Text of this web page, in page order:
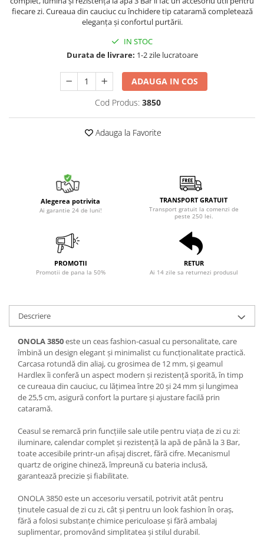
fiecare zi. Cureaua din cauciuc cu închidere tip cataramă completează
eleganța și confortul purtării.
IN STOC
Durata de livrare: 1-2 zile lucratoare
ADAUGA IN COS
Cod Produs: 3850
Adauga la Favorite
Alegerea potrivita
Ai garantie 24 de luni!
TRANSPORT GRATUIT
Transport gratuit la comenzi de
peste 250 lei.
PROMOTII
Promotii de pana la 50%
RETUR
Ai 14 zile sa returnezi produsul
Descriere
ONOLA 3850este un ceas fashion-casual cu personalitate, care
îmbină un design elegant și minimalist cu funcționalitate practică.
Carcasa rotundă din aliaj, cu grosimea de 12 mm, și geamul
Hardlex îi conferă un aspect modern și rezistență sporită, în timp
ce cureaua din cauciuc, cu lățimea între 20 și 24 mm și lungimea
de 25,5 cm, asigură confort la purtare și ajustare facilă prin
cataramă.
Ceasul se remarcă prin funcțiile sale utile pentru viața de zi cu zi:
iluminare, calendar complet și rezistență la apă de până la 3 Bar,
toate accesibile printr-un afișaj discret, fără cifre. Mecanismul
quartz de origine chineză, împreună cu bateria inclusă,
garantează precizie și fiabilitate.
ONOLA 3850 este un accesoriu versatil, potrivit atât pentru
ținutele casual de zi cu zi, cât și pentru un look fashion în oraș,
fără a folosi substanțe chimice periculoase și fără ambalaj
suplimentar, promovând simplitatea și stilul durabil.